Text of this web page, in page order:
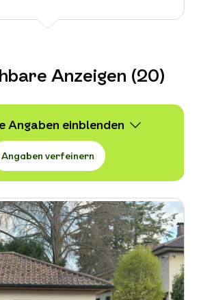
Anzeigen (20)
Angaben
Angaben verfeinern
Wert
13.500 -
30.850 € VB
Erstzulassung
-